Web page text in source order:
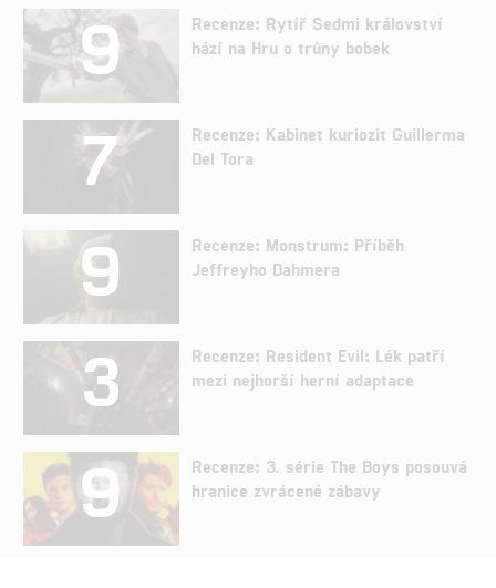
9
Recenze: Rytíř Sedmi království
hází na Hru o trůny bobek
7
Recenze: Kabinet kuriozit Guillerma
Del Tora
9
Recenze: Monstrum: Příběh
Jeffreyho Dahmera
3
Recenze: Resident Evil: Lék patří
mezi nejhorší herní adaptace
9
Recenze: 3. série The Boys posouvá
hranice zvrácené zábavy